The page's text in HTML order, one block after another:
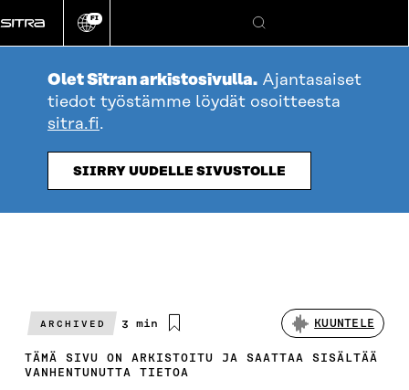
suoraan
sisältöön
Vaihda
kieli
FI
Hae
Olet Sitran arkistosivulla. Ajantasaiset
tiedot työstämme löydät osoitteesta
sitra.fi.
SIIRRY UUDELLE SIVUSTOLLE
ARCHIVED
Arvioitu
3 min KUUNTELE
TÄMÄ SIVU ON ARKISTOITU JA SAATTAA SISÄLTÄÄ
VANHENTUNUTTA TIETOA